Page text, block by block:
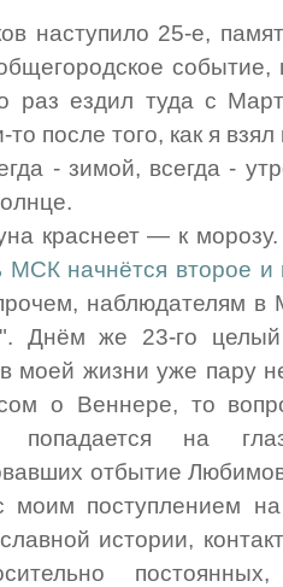
наступило 25-е,
раз ездил туда с
то после того, как я
- зимой, всегда -
краснеет — к морозу.
МСК начнётся второе и
наблюдателям
Днём же 23-го целый
моей жизни уже пару
о Веннере, то
попадается на
отбытие
моим поступлением на
истории,